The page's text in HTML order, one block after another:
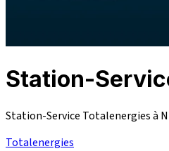
Station-
Station-Service Totalenergies à
Totalenergies